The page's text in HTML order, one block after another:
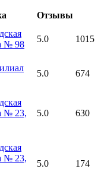
Отзывы
№ 98
5.0 1015
5.0 674
№ 23,
5.0 630
№ 23,
5.0 174